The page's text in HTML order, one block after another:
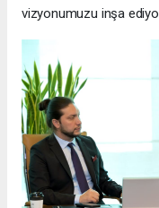
vizyonumuzu inşa